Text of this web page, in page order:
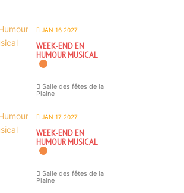
JAN 16 2027
WEEK-END EN
HUMOUR MUSICAL
Salle des fêtes de la
Plaine
JAN 17 2027
WEEK-END EN
HUMOUR MUSICAL
Salle des fêtes de la
Plaine